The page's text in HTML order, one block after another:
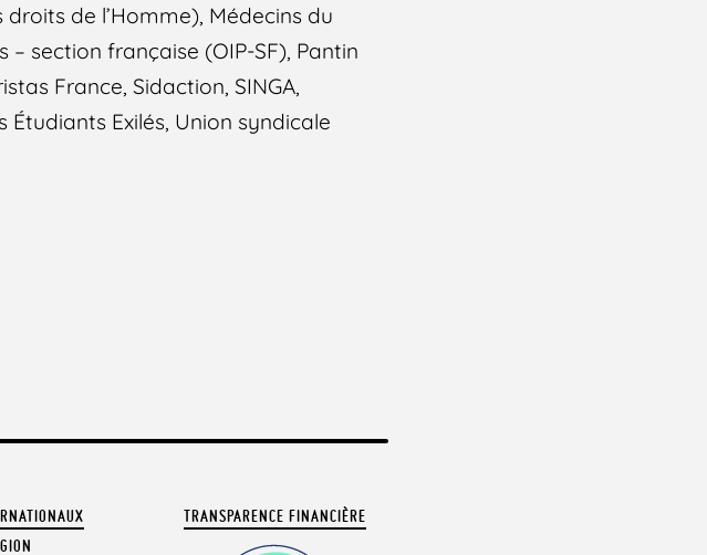
droits de l’Homme), Médecins du
section française (OIP-SF), Pantin
France, Sidaction, SINGA,
Exilés, Union syndicale
TRANSPARENCE FINANCIÈRE